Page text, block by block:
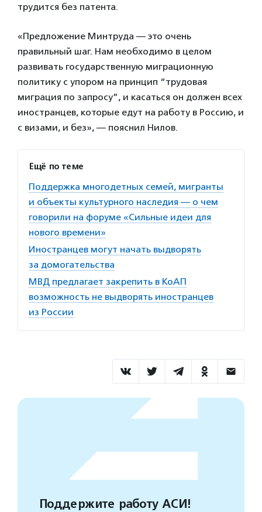
трудится без патента.
«Предложение Минтруда — это очень
правильный шаг. Нам необходимо в целом
развивать государственную миграционную
политику с упором на принцип “трудовая
миграция по запросу”, и касаться он должен всех
иностранцев, которые едут на работу в Россию, и
с визами, и без», — пояснил Нилов.
Ещё по теме
Поддержка многодетных семей, мигранты
и объекты культурного наследия — о чем
говорили на форуме «Сильные идеи для
нового времени»
Иностранцев могут начать выдворять
за домогательства
МВД предлагает закрепить в КоАП
возможность не выдворять иностранцев
из России
Поддержите работу АСИ!